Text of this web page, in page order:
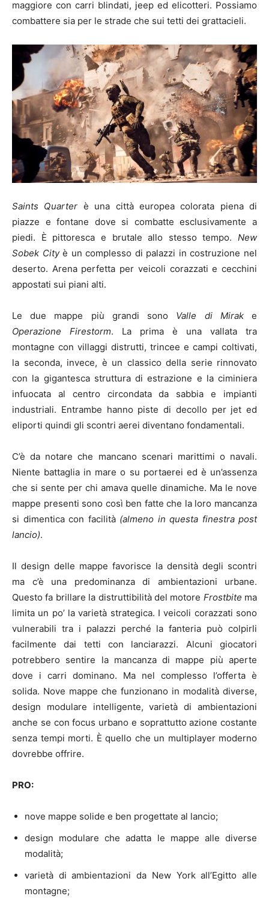
maggiore con carri blindati, jeep ed elicotteri. Possiamo
combattere sia per le strade che sui tetti dei grattacieli.
Saints Quarter è una città europea colorata piena di
piazze e fontane dove si combatte esclusivamente a
piedi. È pittoresca e brutale allo stesso tempo. New
Sobek Cityè un complesso di palazzi in costruzione nel
deserto. Arena perfetta per veicoli corazzati e cecchini
appostati sui piani alti.
Le due mappe più grandi sono Valle di Mirake
Operazione Firestorm. La prima è una vallata tra
montagne con villaggi distrutti, trincee e campi coltivati,
la seconda, invece, è un classico della serie rinnovato
con la gigantesca struttura di estrazione e la ciminiera
infuocata al centro circondata da sabbia e impianti
industriali. Entrambe hanno piste di decollo per jet ed
eliporti quindi gli scontri aerei diventano fondamentali.
C’è da notare che mancano scenari marittimi o navali.
Niente battaglia in mare o su portaerei ed è un’assenza
che si sente per chi amava quelle dinamiche. Ma le nove
mappe presenti sono così ben fatte che la loro mancanza
si dimentica con facilità (almeno in questa finestra post
lancio).
Il design delle mappe favorisce la densità degli scontri
ma c’è una predominanza di ambientazioni urbane.
Questo fa brillare la distruttibilità del motore Frostbite ma
limita un po’ la varietà strategica. I veicoli corazzati sono
vulnerabili tra i palazzi perché la fanteria può colpirli
facilmente dai tetti con lanciarazzi. Alcuni giocatori
potrebbero sentire la mancanza di mappe più aperte
dove i carri dominano. Ma nel complesso l’offerta è
solida. Nove mappe che funzionano in modalità diverse,
design modulare intelligente, varietà di ambientazioni
anche se con focus urbano e soprattutto azione costante
senza tempi morti. È quello che un multiplayer moderno
dovrebbe offrire.
PRO:
nove mappe solide e ben progettate al lancio;
design modulare che adatta le mappe alle diverse
modalità;
varietà di ambientazioni da New York all’Egitto alle
montagne;